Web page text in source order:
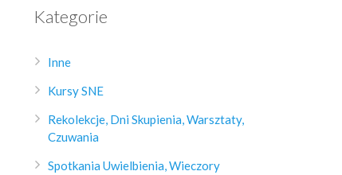
Kategorie
Inne
Kursy SNE
Rekolekcje, Dni Skupienia, Warsztaty,
Czuwania
Spotkania Uwielbienia, Wieczory